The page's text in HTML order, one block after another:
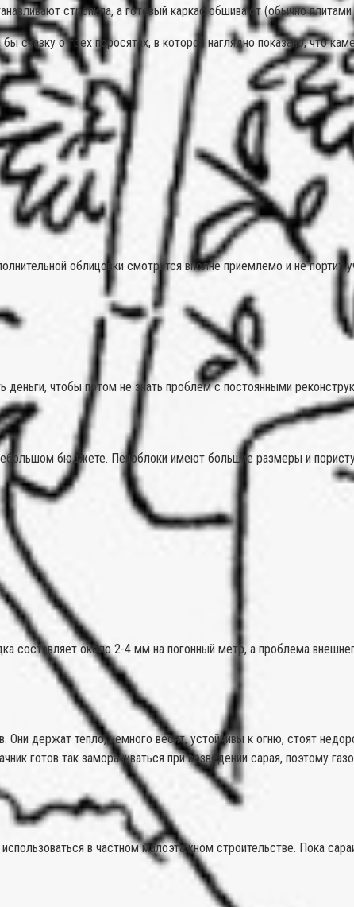
стропила, а готовый каркас обшивают (обычно плитами
о трех поросятах, в которой наглядно показано, что
облицовки смотрится вполне приемлемо и не портит
чтобы потом не знать проблем с постоянными
бюджете. Пеноблоки имеют большие размеры и
составляет около 2-4 мм на погонный метр, а проблема
Они держат тепло, немного весят, устойчивы к огню, стоят
готов так заморачиваться при возведении сарая, поэтому
в частном малоэтажном строительстве. Пока